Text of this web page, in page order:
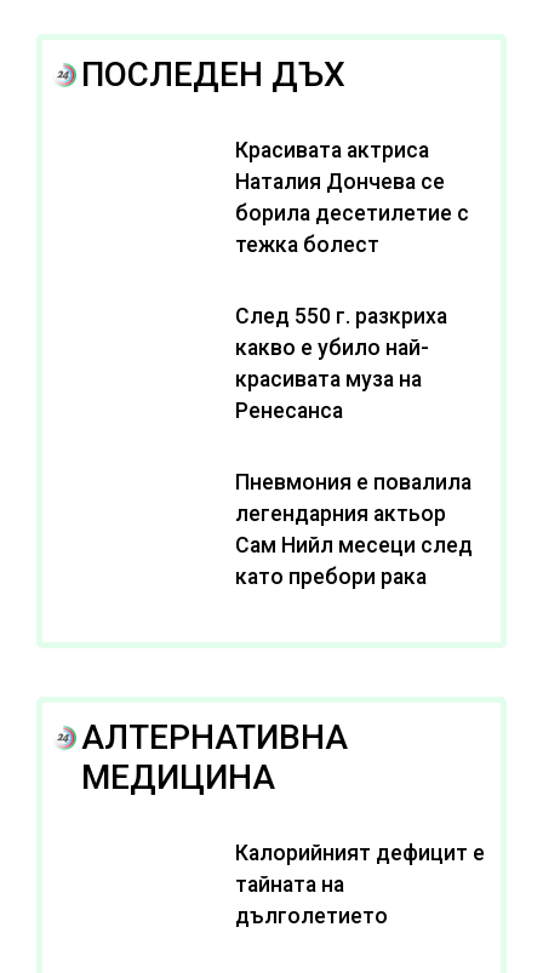
ПОСЛЕДЕН ДЪХ
Красивата актриса
Наталия Дончева се
борила десетилетие с
тежка болест
След 550 г. разкриха
какво е убило най-
красивата муза на
Ренесанса
Пневмония е повалила
легендарния актьор
Сам Нийл месеци след
като пребори рака
АЛТЕРНАТИВНА
МЕДИЦИНА
Калорийният дефицит е
тайната на
дълголетието